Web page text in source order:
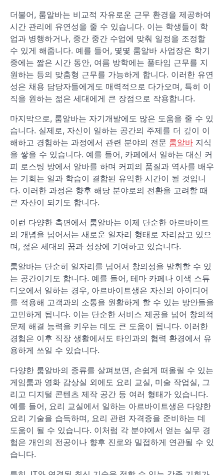
더불어, 룸알바는 비교적 자유로운 근무 환경을 제공하여
시간 관리에 유연성을 줄 수 있습니다. 이는 학생들이 학
업과 병행하거나, 중간 중간 수업에 맞춰 일정을 조정할
수 있게 해줍니다. 예를 들어, 몇몇 룸알바 사업장은 학기
중에는 짧은 시간 동안, 여름 방학에는 풀타임 근무를 지
원하는 등의 맞춤형 근무를 가능하게 합니다. 이러한 유연
성은 채용 담당자들에게도 매력적으로 다가오며, 특히 이
직을 원하는 젊은 세대에게 큰 장점으로 작용합니다.
마지막으로, 룸알바는 자기개발에도 많은 도움을 줄 수 있
습니다. 실제로, 자신이 일하는 공간의 주제를 더 깊이 이
해하고 경험하는 과정에서 관련 분야의 전문 룸알바 지식
을 쌓을 수 있습니다. 예를 들어, 카페에서 일하는 대신 커
피 로스팅 방에서 알바를 하며 커피의 품질과 역사를 배우
는 기회는 일과 학습이 결합된 유익한 시간이 될 것입니
다. 이러한 과정은 향후 해당 분야로의 전환을 고려할 때
큰 자산이 되기도 합니다.
이런 다양한 측면에서 룸알바는 이제 단순한 아르바이트
의 개념을 넘어서는 새로운 일자리 형태로 자리잡고 있으
며, 젊은 세대의 꿈과 성장에 기여하고 있습니다.
룸알바는 단순히 일자리를 넘어서 창의성을 발휘할 수 있
는 공간이기도 합니다. 예를 들어, 테마 카페나 이색 스튜
디오에서 일하는 경우, 아르바이트생은 자신의 아이디어
를 적용해 고객과의 소통을 원활하게 할 수 있는 방안들을
고민하게 됩니다. 이는 단순한 서비스 제공을 넘어 창의적
문제 해결 능력을 키우는 데도 큰 도움이 됩니다. 이러한
경험은 이후 직장 생활에서도 타인과의 협력 환경에서 유
용하게 쓰일 수 있습니다.
다양한 룸알바의 종류를 살펴보면, 손쉽게 떠올릴 수 있는
게임룸과 영화 감상실 외에도 요리 교실, 미술 작업실, 그
리고 디지털 콘텐츠 제작 공간 등 여러 형태가 있습니다.
예를 들어, 요리 교실에서 일하는 아르바이트생은 다양한
요리 기술을 습득하며, 요리 관련 자격증을 준비하는 데
도움이 될 수 있습니다. 이처럼 각 분야에서 얻는 실무 경
험은 개인의 전공이나 향후 진로와 밀접하게 연관될 수 있
습니다.